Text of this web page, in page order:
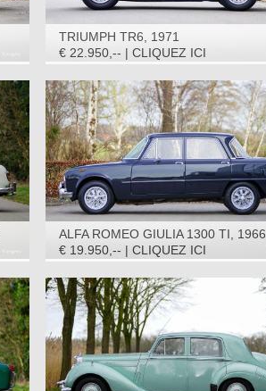
TRIUMPH TR6, 1971
€ 22.950,-- | CLIQUEZ ICI
ALFA ROMEO GIULIA 1300 TI, 1966
€ 19.950,-- | CLIQUEZ ICI